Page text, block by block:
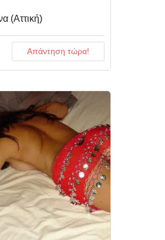
(Αττική)
Απάντηση τώρα!